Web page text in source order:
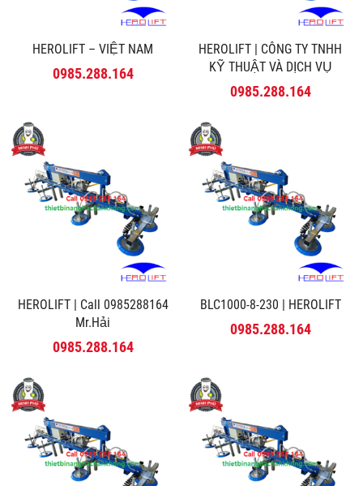
HEROLIFT – VIỆT NAM
0985.288.164
HEROLIFT | CÔNG TY TNHH
KỸ THUẬT VÀ DỊCH VỤ
MINH PHÚ
0985.288.164
HEROLIFT | Call 0985288164
Mr.Hải
0985.288.164
BLC1000-8-230 | HEROLIFT
0985.288.164